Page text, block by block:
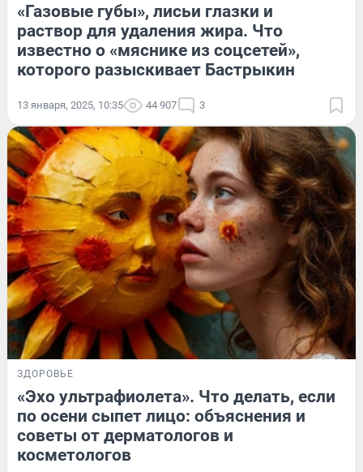
«Газовые губы», лисьи глазки и
раствор для удаления жира. Что
известно о «мяснике из соцсетей»,
которого разыскивает Бастрыкин
13 января, 2025, 10:35 44 907 3
ЗДОРОВЬЕ
«Эхо ультрафиолета». Что делать, если
по осени сыпет лицо: объяснения и
советы от дерматологов и
косметологов